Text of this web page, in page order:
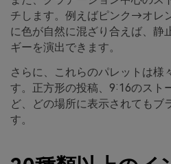
チします。例えばピンク→オレ
に色が自然に混ざり合えば、静
ギーを演出できます。
さらに、これらのパレットは様
す。正方形の投稿、9:16のスト
ど、どの場所に表示されてもブ
す。